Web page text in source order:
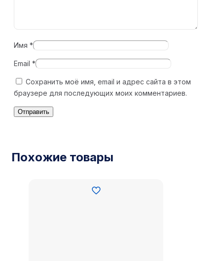
Имя *
Email *
Сохранить моё имя, email и адрес сайта в этом
браузере для последующих моих комментариев.
Похожие товары